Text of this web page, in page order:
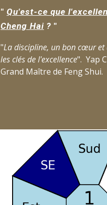
"Qu'est-ce que
Cheng Hai ? "
"La discipline, un bon cœur
les clés de l'excellence". Yap
Grand Maître de Feng Shui.